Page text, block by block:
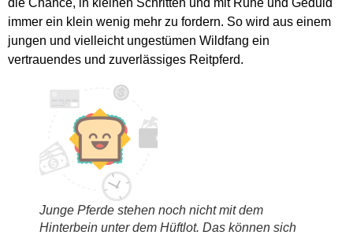
die Chance, in kleinen Schritten und mit Ruhe und Geduld
immer ein klein wenig mehr zu fordern. So wird aus einem
jungen und vielleicht ungestümen Wildfang ein
vertrauendes und zuverlässiges Reitpferd.
Junge Pferde stehen noch nicht mit dem
Hinterbein unter dem Hüftlot. Das können sich